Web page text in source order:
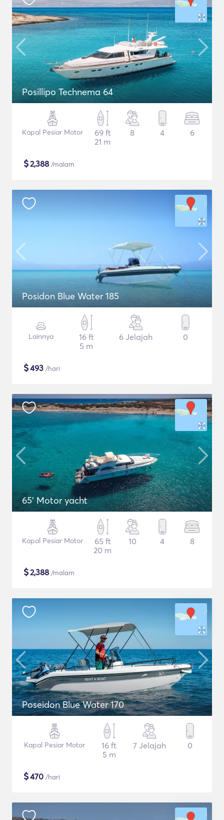
Posillipo Technema 64
Kapal Pesiar Motor
69 ft
21 m
8 4 6
$2,388 /malam
Posidon Blue Water 185
Lainnya
16 ft
5 m
6 Jelajah 0
$493 /hari
65' Motor yacht
Kapal Pesiar Motor
65 ft
20 m
10 4 8
$2,388 /malam
Poseidon Blue Water 170
Kapal Pesiar Motor
16 ft
5 m
7 Jelajah 0
$470 /hari